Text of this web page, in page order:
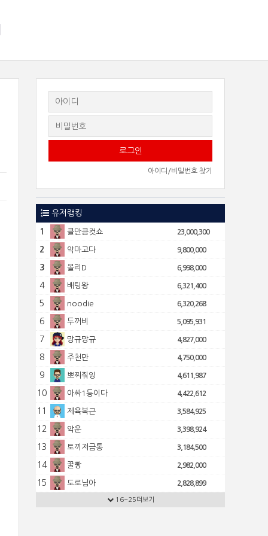
아이디/비밀번호 찾기
유저랭킹
1 클만큼컷쇼 23,000,300
2 악마고다 9,800,000
3 몰리D 6,998,000
4 배팅왕 6,321,400
5 noodie 6,320,268
6 두꺼비 5,095,931
7 망규망규 4,827,000
8 주천만 4,750,000
9 뽀찌줘잉 4,611,987
10 아싸1등이다 4,422,612
11 제육복근 3,584,925
12 악운 3,398,924
13 토끼저금통 3,184,500
14 꿀빵 2,982,000
15 도로님아 2,828,899
16~25더보기